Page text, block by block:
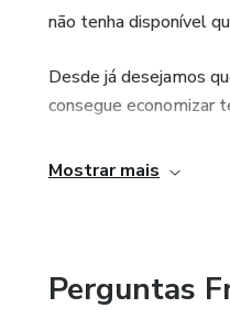
não tenha disponível
Desde já desejamos
consegue economizar
Deixamos disponíveis
Mostrar mais
Perguntas